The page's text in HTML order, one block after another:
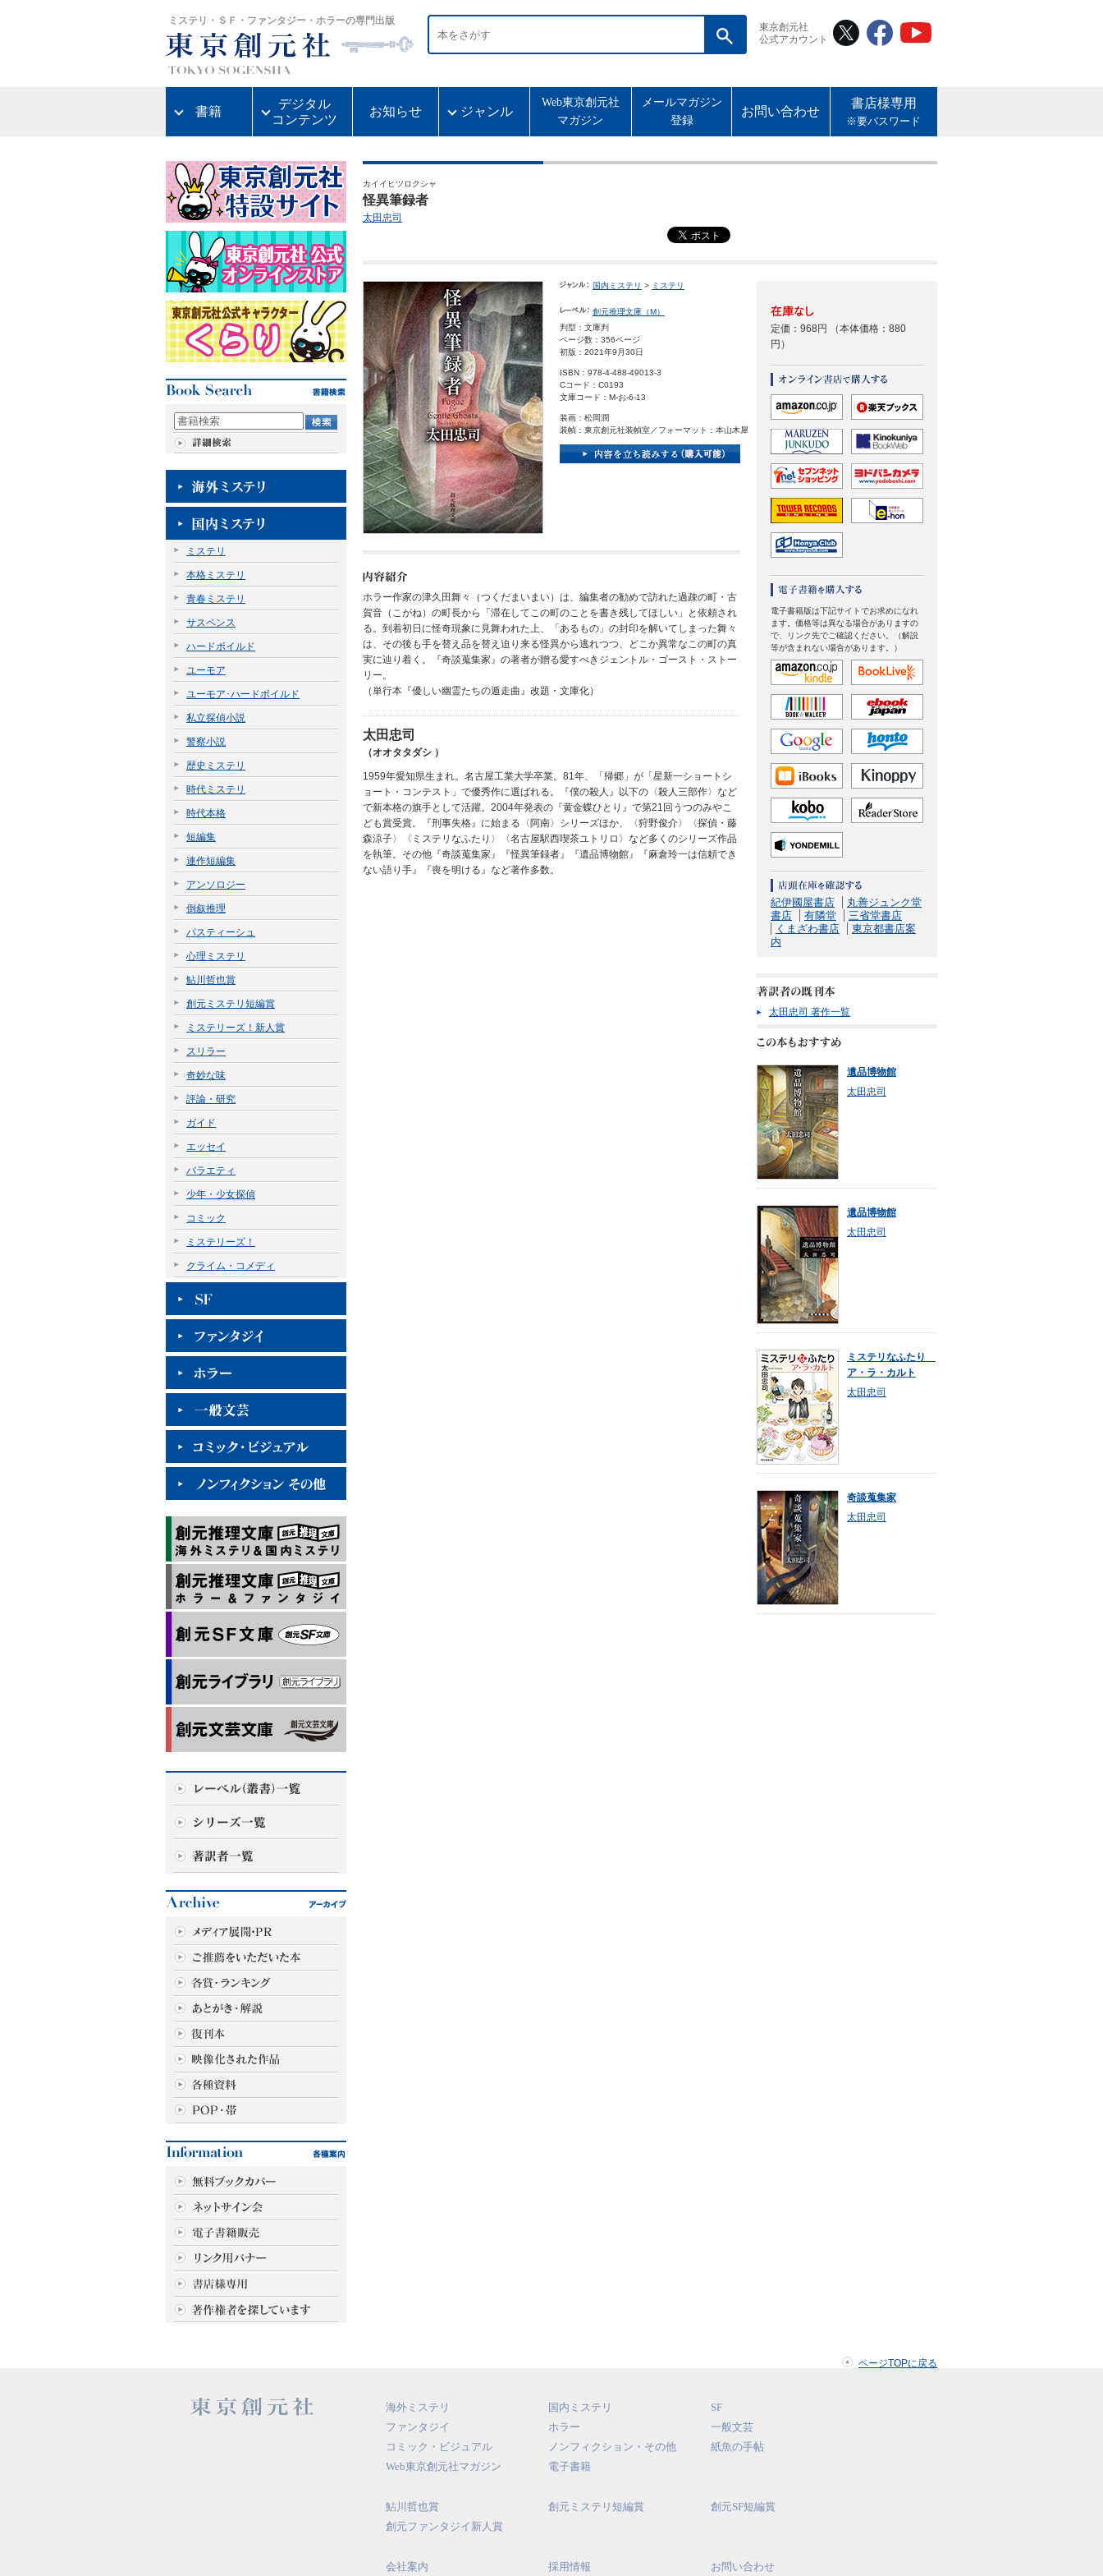
ミステリ・ＳＦ・ファンタジー・ホラーの専門出版
東京創元社
公式アカウント
書籍
デジタル
コンテンツ
お知らせ ジャンル
Web東京創元社
マガジン
メールマガジン
登録
お問い合わせ
書店様専用
※要パスワード
ミステリ
本格ミステリ
青春ミステリ
サスペンス
ハードボイルド
ユーモア
ユーモア･ハードボイルド
私立探偵小説
警察小説
歴史ミステリ
時代ミステリ
時代本格
短編集
連作短編集
アンソロジー
倒叙推理
パスティーシュ
心理ミステリ
鮎川哲也賞
創元ミステリ短編賞
ミステリーズ！新人賞
スリラー
奇妙な味
評論・研究
ガイド
エッセイ
バラエティ
少年・少女探偵
コミック
ミステリーズ！
クライム・コメディ
カイイヒツロクシャ
怪異筆録者
太田忠司
定価：968円
（本体価格：880
円）
電子書籍版は下記サイトでお求めになれ
ます。価格等は異なる場合がありますの
で、リンク先でご確認ください。（解説
等が含まれない場合があります。）
紀伊國屋書店
丸善ジュンク堂
書店
有隣堂
三省堂書店
くまざわ書店
東京都書店案
内
太田忠司 著作一覧
遺品博物館
太田忠司
遺品博物館
太田忠司
ミステリなふたり
ア・ラ・カルト
太田忠司
奇談蒐集家
太田忠司
国内ミステリ > ミステリ
創元推理文庫（M）
判型：文庫判
ページ数：356ページ
初版：2021年9月30日
ISBN：978-4-488-49013-3
Cコード：C0193
文庫コード：M-お-6-13
装画：松岡潤
装幀：東京創元社装幀室／フォーマット：本山木犀
ホラー作家の津久田舞々（つくだまいまい）は、編集者の勧めで訪れた過疎の町・古
賀音（こがね）の町長から「滞在してこの町のことを書き残してほしい」と依頼され
る。到着初日に怪奇現象に見舞われた上、「あるもの」の封印を解いてしまった舞々
は、その後も手を替え品を替え迫り来る怪異から逃れつつ、どこか異常なこの町の真
実に辿り着く。『奇談蒐集家』の著者が贈る愛すべきジェントル・ゴースト・ストー
リー。
（単行本『優しい幽霊たちの遁走曲』改題・文庫化）
太田忠司
（オオタタダシ ）
1959年愛知県生まれ。名古屋工業大学卒業。81年、「帰郷」が「星新一ショートシ
ョート・コンテスト」で優秀作に選ばれる。『僕の殺人』以下の〈殺人三部作〉など
で新本格の旗手として活躍。2004年発表の『黄金蝶ひとり』で第21回うつのみやこ
ども賞受賞。『刑事失格』に始まる〈阿南〉シリーズほか、〈狩野俊介〉〈探偵・藤
森涼子〉〈ミステリなふたり〉〈名古屋駅西喫茶ユトリロ〉など多くのシリーズ作品
を執筆。その他『奇談蒐集家』『怪異筆録者』『遺品博物館』『麻倉玲一は信頼でき
ない語り手』『喪を明ける』など著作多数。
ページTOPに戻る
海外ミステリ 国内ミステリ
SF
ファンタジイ
ホラー
一般文芸
コミック・ビジュアル
ノンフィクション・その他
紙魚の手帖
Web東京創元社マガジン
電子書籍
鮎川哲也賞 創元ミステリ短編賞
創元SF短編賞
創元ファンタジイ新人賞
会社案内 採用情報 お問い合わせ